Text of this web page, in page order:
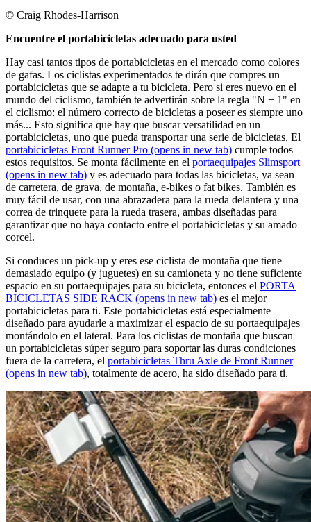
© Craig Rhodes-Harrison
Encuentre el portabicicletas adecuado para usted
Hay casi tantos tipos de portabicicletas en el mercado como colores
de gafas. Los ciclistas experimentados te dirán que compres un
portabicicletas que se adapte a tu bicicleta. Pero si eres nuevo en el
mundo del ciclismo, también te advertirán sobre la regla "N + 1" en
el ciclismo: el número correcto de bicicletas a poseer es siempre uno
más... Esto significa que hay que buscar versatilidad en un
portabicicletas, uno que pueda transportar una serie de bicicletas. El
portabicicletas Front Runner Pro (opens in new tab) cumple todos
estos requisitos. Se monta fácilmente en el portaequipajes Slimsport
(opens in new tab) y es adecuado para todas las bicicletas, ya sean
de carretera, de grava, de montaña, e-bikes o fat bikes. También es
muy fácil de usar, con una abrazadera para la rueda delantera y una
correa de trinquete para la rueda trasera, ambas diseñadas para
garantizar que no haya contacto entre el portabicicletas y su amado
corcel.
Si conduces un pick-up y eres ese ciclista de montaña que tiene
demasiado equipo (y juguetes) en su camioneta y no tiene suficiente
espacio en su portaequipajes para su bicicleta, entonces el PORTA
BICICLETAS SIDE RACK (opens in new tab) es el mejor
portabicicletas para ti. Este portabicicletas está especialmente
diseñado para ayudarle a maximizar el espacio de su portaequipajes
montándolo en el lateral. Para los ciclistas de montaña que buscan
un portabicicletas súper seguro para soportar las duras condiciones
fuera de la carretera, el portabicicletas Thru Axle de Front Runner
(opens in new tab), totalmente de acero, ha sido diseñado para ti.​